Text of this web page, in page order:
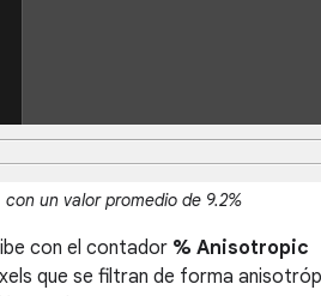
un valor promedio de 9.2%
con el contador % Anisotropic
que se filtran de forma